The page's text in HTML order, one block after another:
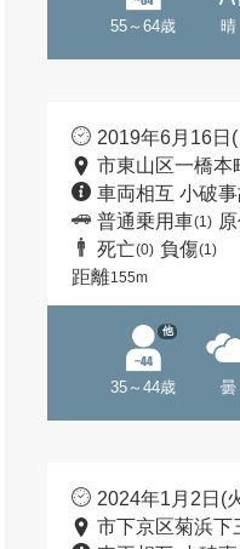
55～64歳 晴
2019年6月16日
市東山区一橋本
車両相互 小破事
普通乗用車(1)
死亡(0) 負傷(1)
距離155m
35～44歳
他
曇
2024年1月2日(
市下京区菊浜下